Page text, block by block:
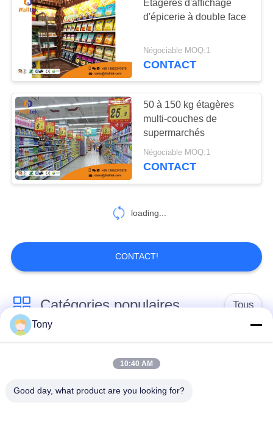
Étagères d'affichage
d'épicerie à double face
Négociable MOQ:1
CONTACT
50 à 150 kg étagères
multi-couches de
supermarchés
Négociable MOQ:1
CONTACT
loading...
CONTACT!
Catégories populaires Tous
chariot de achat à
panier d'achat du
supermarché
Cages de stockage
Tony
10:40 AM
Good day, what product are you looking for?